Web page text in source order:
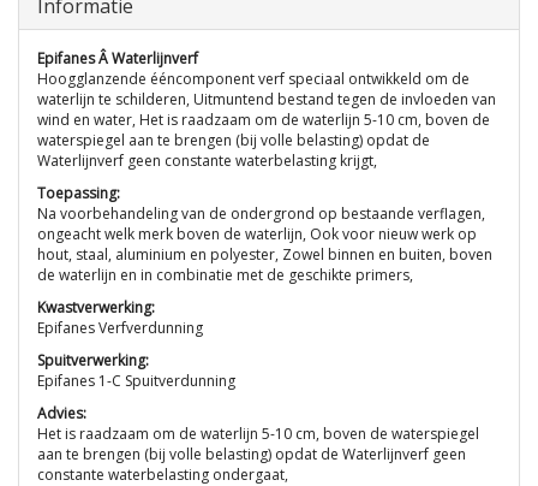
Informatie
Epifanes Â Waterlijnverf
Hoogglanzende ééncomponent verf speciaal ontwikkeld om de
waterlijn te schilderen, Uitmuntend bestand tegen de invloeden van
wind en water, Het is raadzaam om de waterlijn 5-10 cm, boven de
waterspiegel aan te brengen (bij volle belasting) opdat de
Waterlijnverf geen constante waterbelasting krijgt,
Toepassing:
Na voorbehandeling van de ondergrond op bestaande verflagen,
ongeacht welk merk boven de waterlijn, Ook voor nieuw werk op
hout, staal, aluminium en polyester, Zowel binnen en buiten, boven
de waterlijn en in combinatie met de geschikte primers,
Kwastverwerking:
Epifanes Verfverdunning
Spuitverwerking:
Epifanes 1-C Spuitverdunning
Advies:
Het is raadzaam om de waterlijn 5-10 cm, boven de waterspiegel
aan te brengen (bij volle belasting) opdat de Waterlijnverf geen
constante waterbelasting ondergaat,